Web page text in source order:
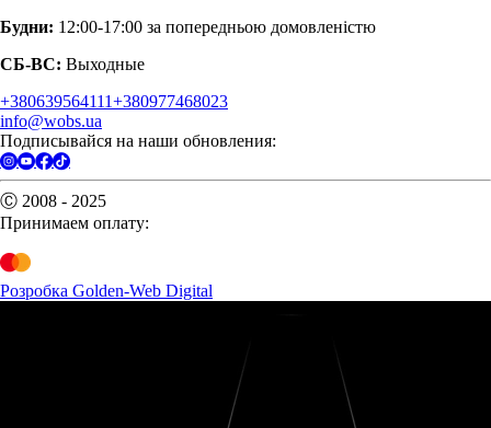
Будни: 12:00-17:00 за попередньою домовленістю
СБ-ВС: Выходные
+380639564111+380977468023
info@wobs.ua
Подписывайся на наши обновления:
Ⓒ 2008 - 2025
Принимаем оплату:
Розробка Golden-Web Digital